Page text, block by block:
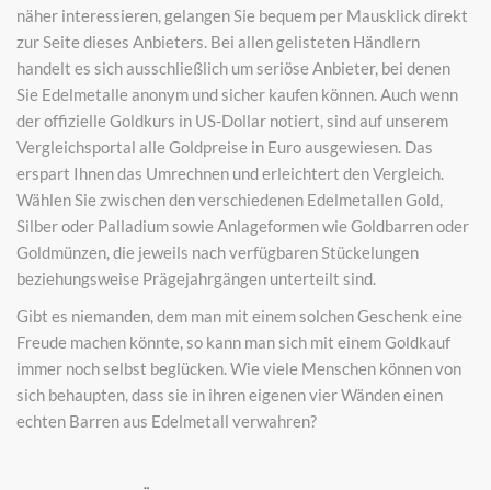
näher interessieren, gelangen Sie bequem per Mausklick direkt
zur Seite dieses Anbieters. Bei allen gelisteten Händlern
handelt es sich ausschließlich um seriöse Anbieter, bei denen
Sie Edelmetalle anonym und sicher kaufen können. Auch wenn
der offizielle Goldkurs in US-Dollar notiert, sind auf unserem
Vergleichsportal alle Goldpreise in Euro ausgewiesen. Das
erspart Ihnen das Umrechnen und erleichtert den Vergleich.
Wählen Sie zwischen den verschiedenen Edelmetallen Gold,
Silber oder Palladium sowie Anlageformen wie Goldbarren oder
Goldmünzen, die jeweils nach verfügbaren Stückelungen
beziehungsweise Prägejahrgängen unterteilt sind.
Gibt es niemanden, dem man mit einem solchen Geschenk eine
Freude machen könnte, so kann man sich mit einem Goldkauf
immer noch selbst beglücken. Wie viele Menschen können von
sich behaupten, dass sie in ihren eigenen vier Wänden einen
echten Barren aus Edelmetall verwahren?